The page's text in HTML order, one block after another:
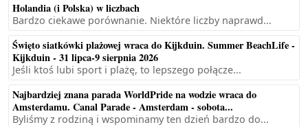
Holandia (i Polska) w liczbach
Bardzo ciekawe porównanie. Niektóre liczby naprawd...
Święto siatkówki plażowej wraca do Kijkduin. Summer BeachLife -
Kijkduin - 31 lipca-9 sierpnia 2026
Jeśli ktoś lubi sport i plażę, to lepszego połącze...
Najbardziej znana parada WorldPride na wodzie wraca do
Amsterdamu. Canal Parade - Amsterdam - sobota...
Byliśmy z rodziną i wspominamy ten dzień bardzo do...